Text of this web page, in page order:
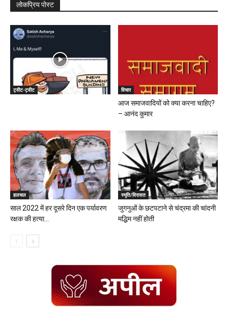
लोकप्रिय पोस्ट
ट्वीट-ट्वीट विचार
आज समाजवादियों को क्या करना चाहिए?
– आनंद कुमार
हलचल
साल 2022 में हर दूसरे दिन एक पर्यावरण
रक्षक की हत्या...
स्मृति/विरासत
जुगनुओं के छटपटाने से चंद्रमा की चांदनी
मद्धिम नहीं होती